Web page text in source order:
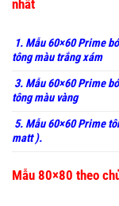
nhất
1. Mẫu 60×60 Prime
tông màu trắng xám
3. Mẫu 60×60 Prime
tông màu vàng
5. Mẫu 60×60 Prime
matt ).
Mẫu 80×80 theo